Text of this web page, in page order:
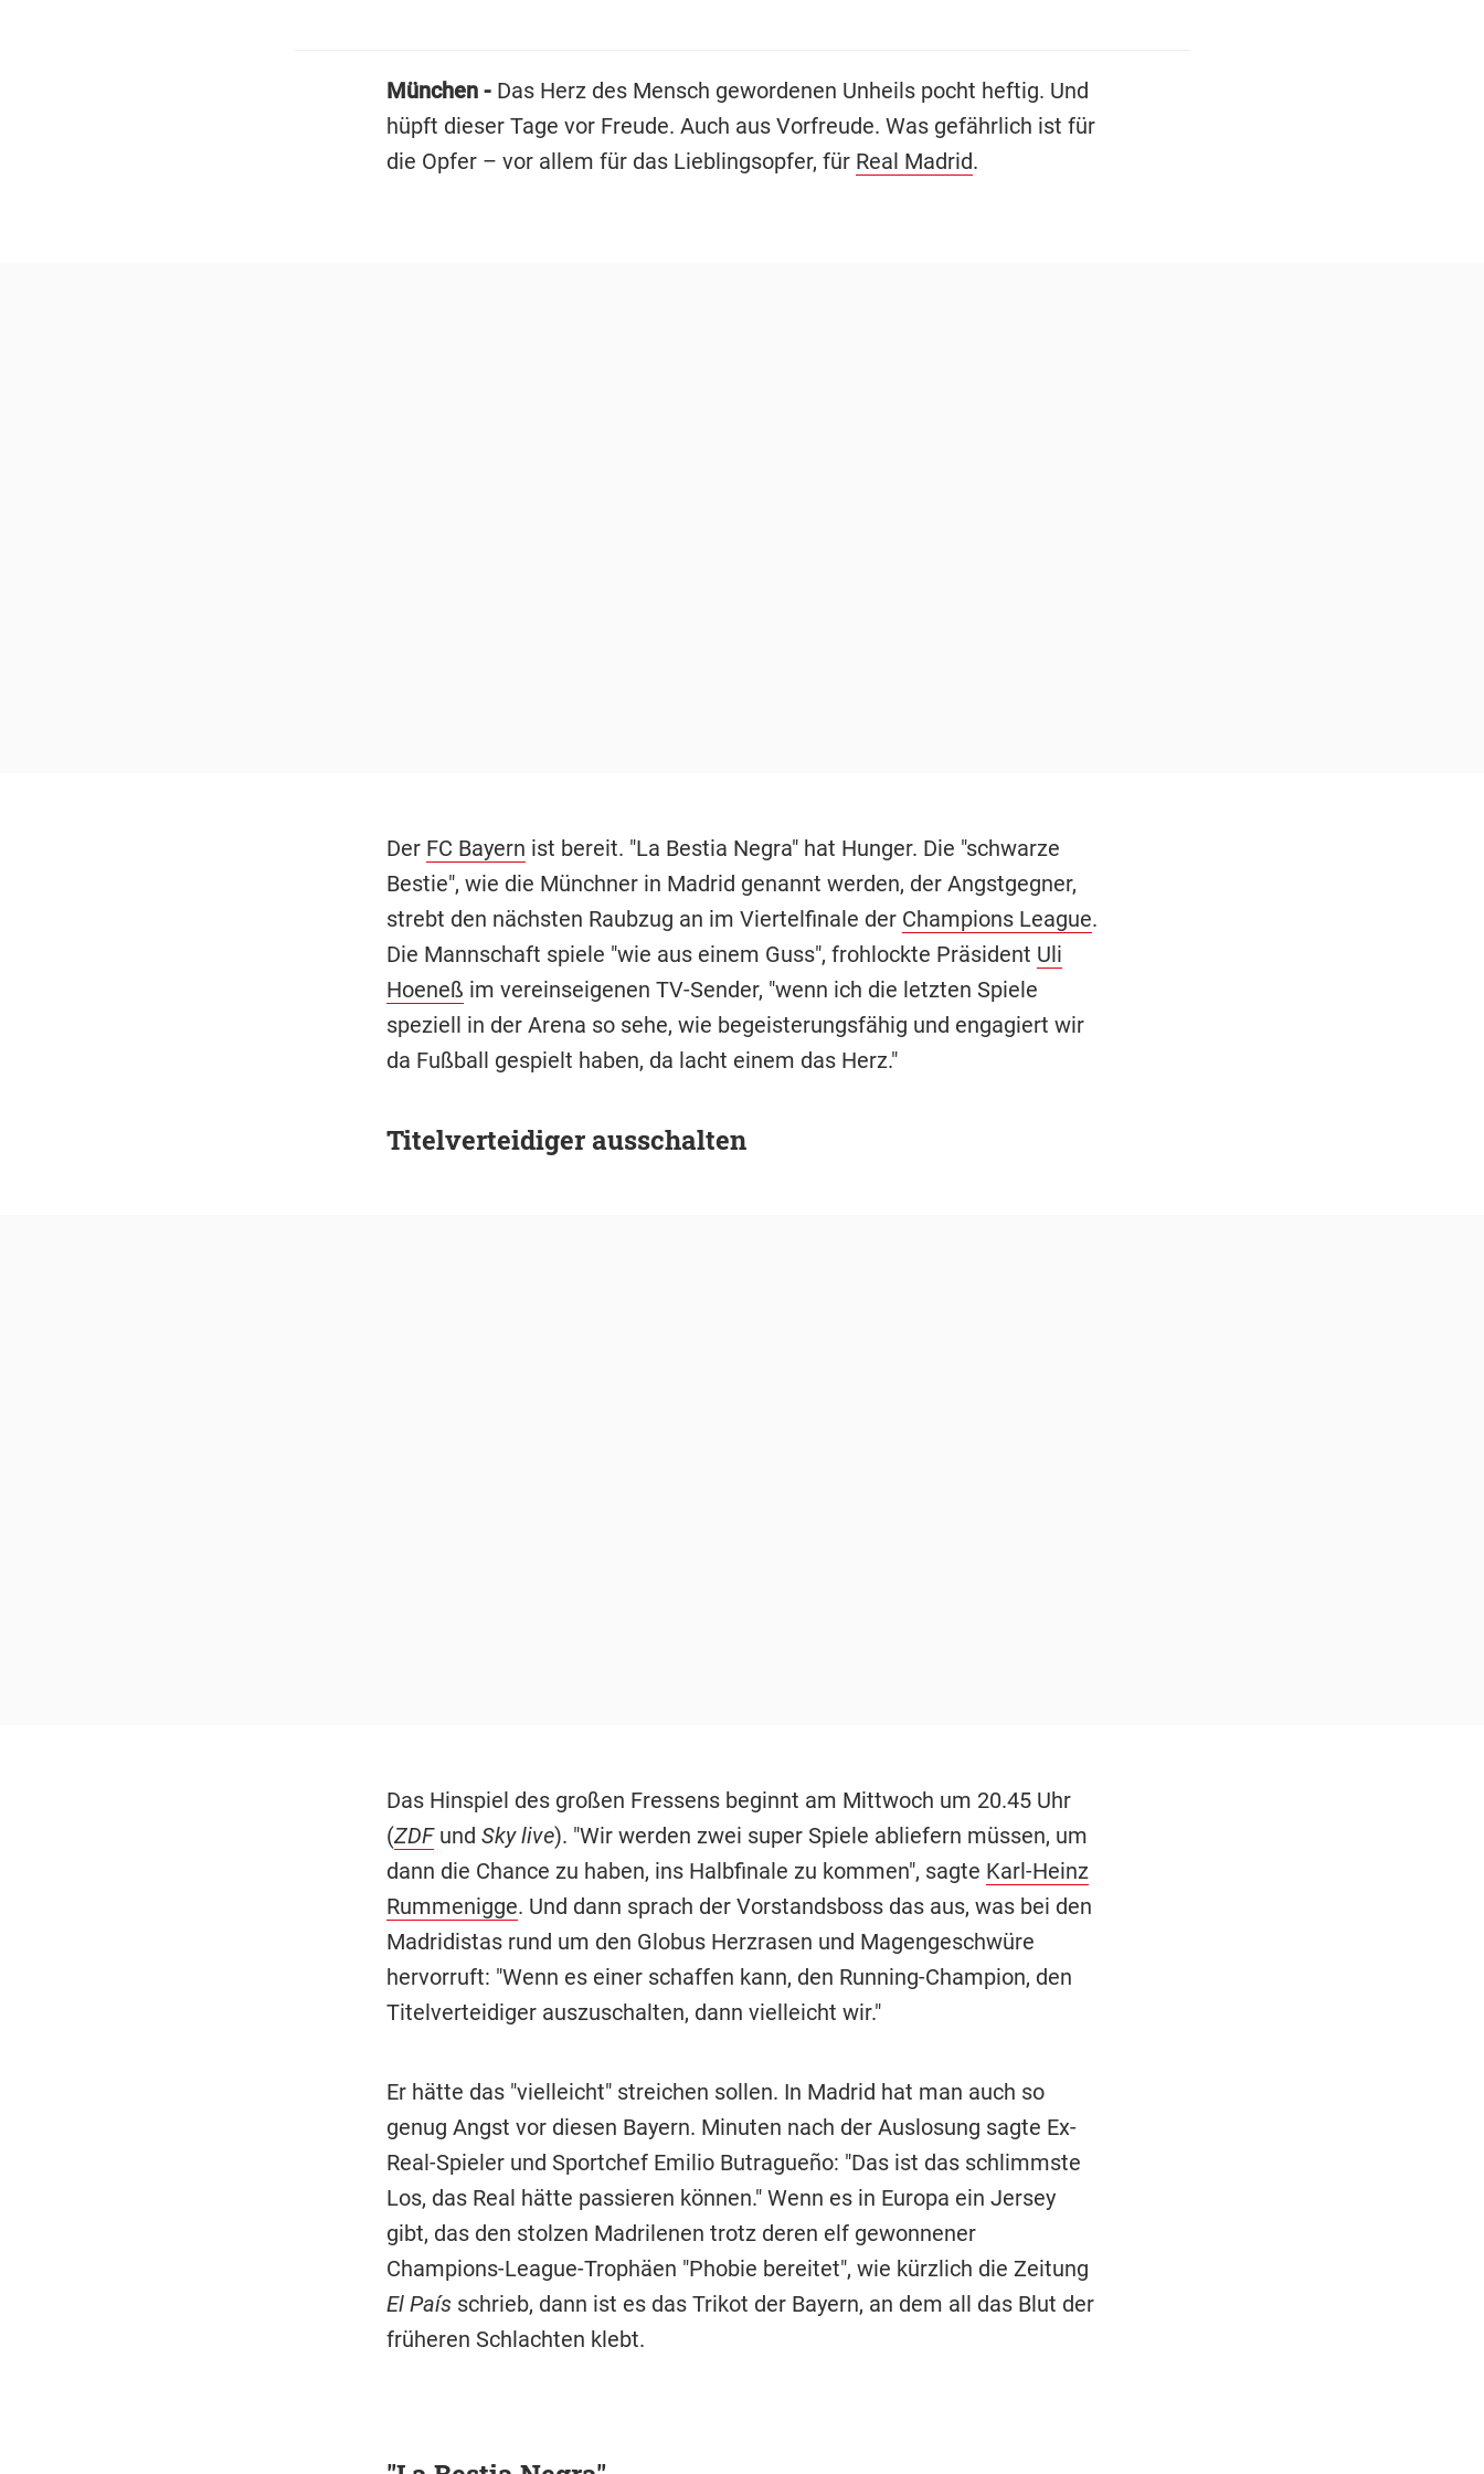
München -Das Herz des Mensch gewordenen Unheils pocht heftig. Und
hüpft dieser Tage vor Freude. Auch aus Vorfreude. Was gefährlich ist für
die Opfer – vor allem für das Lieblingsopfer, für Real Madrid.
Der FC Bayern ist bereit. "La Bestia Negra" hat Hunger. Die "schwarze
Bestie", wie die Münchner in Madrid genannt werden, der Angstgegner,
strebt den nächsten Raubzug an im Viertelfinale der Champions League.
Die Mannschaft spiele "wie aus einem Guss", frohlockte Präsident Uli
Hoeneß im vereinseigenen TV-Sender, "wenn ich die letzten Spiele
speziell in der Arena so sehe, wie begeisterungsfähig und engagiert wir
da Fußball gespielt haben, da lacht einem das Herz."
Titelverteidiger ausschalten
Das Hinspiel des großen Fressens beginnt am Mittwoch um 20.45 Uhr
(ZDFund Sky live). "Wir werden zwei super Spiele abliefern müssen, um
dann die Chance zu haben, ins Halbfinale zu kommen", sagte Karl-Heinz
Rummenigge. Und dann sprach der Vorstandsboss das aus, was bei den
Madridistas rund um den Globus Herzrasen und Magengeschwüre
hervorruft: "Wenn es einer schaffen kann, den Running-Champion, den
Titelverteidiger auszuschalten, dann vielleicht wir."
Er hätte das "vielleicht" streichen sollen. In Madrid hat man auch so
genug Angst vor diesen Bayern. Minuten nach der Auslosung sagte Ex-
Real-Spieler und Sportchef Emilio Butragueño: "Das ist das schlimmste
Los, das Real hätte passieren können." Wenn es in Europa ein Jersey
gibt, das den stolzen Madrilenen trotz deren elf gewonnener
Champions-League-Trophäen "Phobie bereitet", wie kürzlich die Zeitung
El Paísschrieb, dann ist es das Trikot der Bayern, an dem all das Blut der
früheren Schlachten klebt.